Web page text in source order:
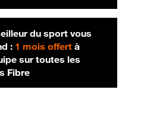
du sport vous
: 1 mois offertà
sur toutes les
Fibre